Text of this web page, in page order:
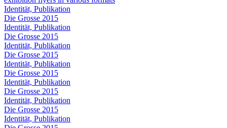
Identität, Publikation
Die Grosse 2015
Identität, Publikation
Die Grosse 2015
Identität, Publikation
Die Grosse 2015
Identität, Publikation
Die Grosse 2015
Identität, Publikation
Die Grosse 2015
Identität, Publikation
Die Grosse 2015
Identität, Publikation